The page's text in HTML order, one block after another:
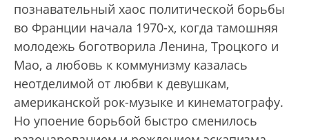
познавательный хаос политической борьбы
во Франции начала 1970-х, когда тамошняя
молодежь боготворила Ленина, Троцкого и
Мао, а любовь к коммунизму казалась
неотделимой от любви к девушкам,
американской рок-музыке и кинематографу.
Но упоение борьбой быстро сменилось